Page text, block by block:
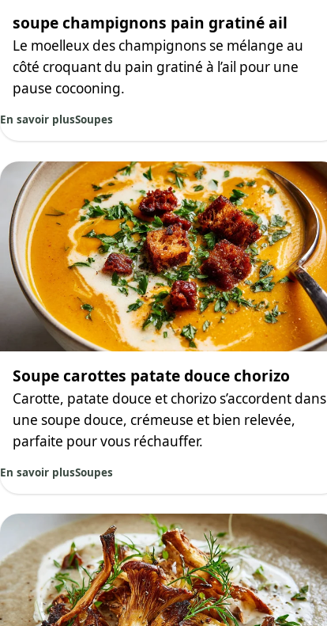
soupe champignons pain gratiné ail
Le moelleux des champignons se mélange au
côté croquant du pain gratiné à l’ail pour une
pause cocooning.
En savoir plusSoupes
Soupe carottes patate douce chorizo
Carotte, patate douce et chorizo s’accordent dans
une soupe douce, crémeuse et bien relevée,
parfaite pour vous réchauffer.
En savoir plusSoupes